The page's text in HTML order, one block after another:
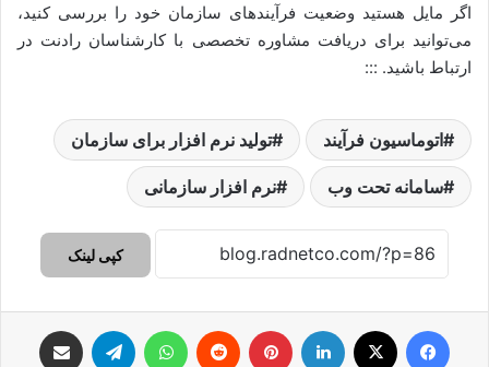
اگر مایل هستید وضعیت فرآیندهای سازمان خود را بررسی کنید،
می‌توانید برای دریافت مشاوره تخصصی با کارشناسان رادنت در
ارتباط باشید. :::
اتوماسیون فرآیند تولید نرم افزار برای سازمان
سامانه تحت وب نرم افزار سازمانی
کپی لینک
فیس بوک لینکدین ‫پین‌ترست ‫رددیت تلگرام